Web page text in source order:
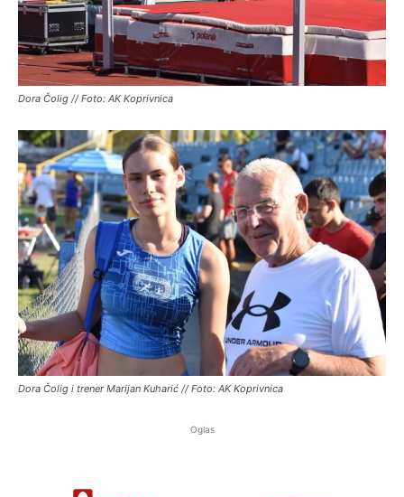
Dora Čolig // Foto: AK Koprivnica
Dora Čolig i trener Marijan Kuharić // Foto: AK Koprivnica
Oglas